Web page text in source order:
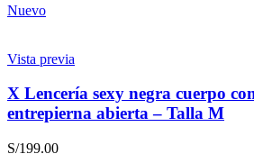
Nuevo
Vista previa
X Lencería sexy negra cuerpo
entrepierna abierta – Talla M
S/199.00